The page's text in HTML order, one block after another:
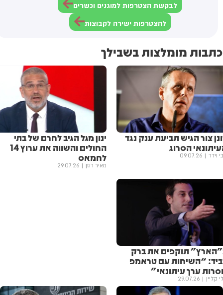
לבקשת הצטרפות למוגנים וכשרים
להצטרפות ישירה לקבוצות
כתבות מומלצות בשבילך
צור הגיש תביעת ענק נגד
הסרוג
וידר 09.07.26
ינון מגל הגיב לחרם של בתי
החולים והשווה את ערוץ 14
לחמאס
מאיר רוזן 29.07.26
תוקפים את ברק
“השיחות עם טראמפ
ערך עיתונאי”
קליין 29.07.26